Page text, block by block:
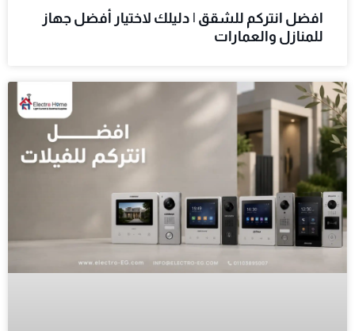
افضل انتركم للشقق | دليلك لاختيار أفضل جهاز
للمنازل والعمارات